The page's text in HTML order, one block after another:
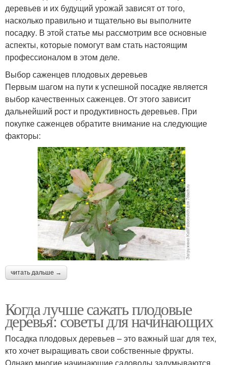
деревьев и их будущий урожай зависят от того,
насколько правильно и тщательно вы выполните
посадку. В этой статье мы рассмотрим все основные
аспекты, которые помогут вам стать настоящим
профессионалом в этом деле.
Выбор саженцев плодовых деревьев
Первым шагом на пути к успешной посадке является
выбор качественных саженцев. От этого зависит
дальнейший рост и продуктивность деревьев. При
покупке саженцев обратите внимание на следующие
факторы:
читать дальше →
Когда лучше сажать плодовые
деревья: советы для начинающих
Посадка плодовых деревьев – это важный шаг для тех,
кто хочет выращивать свои собственные фрукты.